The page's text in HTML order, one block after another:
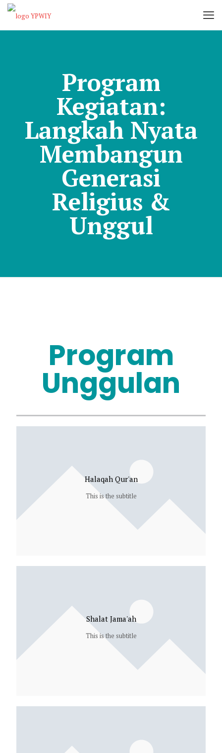
Program
Kegiatan:
Langkah Nyata
Membangun
Generasi
Religius &
Unggul
Program
Unggulan
Halaqah Qur'an
This is the subtitle
Shalat Jama'ah
This is the subtitle